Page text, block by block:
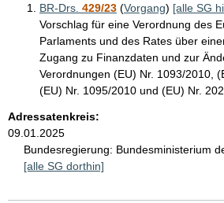
BR-Drs. 429/23 (Vorgang) [alle SG
Vorschlag für eine Verordnung des
Parlaments und des Rates über
Zugang zu Finanzdaten und zur
Verordnungen (EU) Nr. 1093/2010,
(EU) Nr. 1095/2010 und (EU) Nr.
Adressatenkreis:
09.01.2025
Bundesregierung: Bundesministerium
[alle SG dorthin]